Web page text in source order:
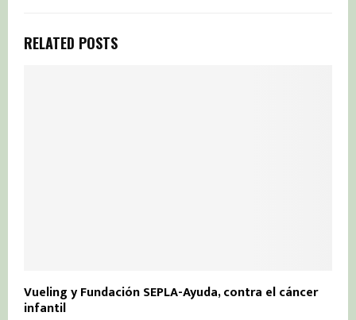
RELATED POSTS
Vueling y Fundación SEPLA-Ayuda, contra el cáncer
infantil